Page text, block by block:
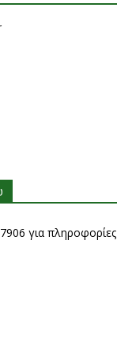
για πληροφορίες